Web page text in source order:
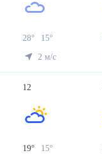
28° 15°
2 м/с
12
19° 15°